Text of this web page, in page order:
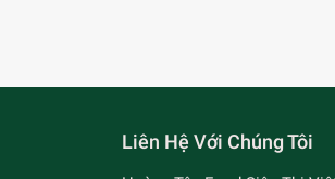
Liên Hệ Với Chúng Tôi